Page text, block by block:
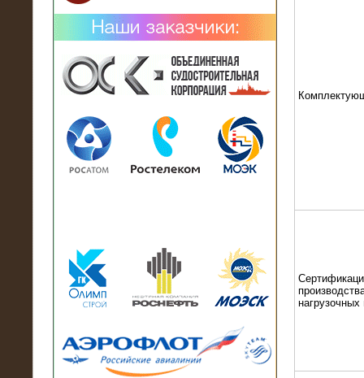
02.02.2019
Нагрузочный комплекс 26 МВт (10
кВ) поставлен в аренду на
13.07.2018